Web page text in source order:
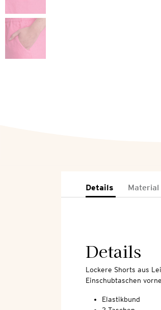
Details Material
Details
Lockere Shorts aus
Einschubtaschen
Elastikbund